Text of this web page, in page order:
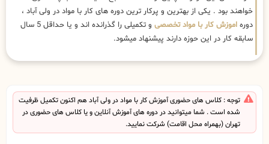
خواهند بود . یکی از بهترین و پرکار ترین دوره های کار با مواد در ولی آباد ،
دوره اموزش کار با مواد تخصصی
و تکمیلی را گذرانده اند و یا حداقل 5 سال
سابقه کار در این حوزه دارند پیشنهاد میشود.
توجه : کلاس های حضوری آموزش کار با مواد در ولی آباد هم اکنون تکمیل ظرفیت
شده است . شما میتوانید در دوره های آموزش آنلاین و یا کلاس های حضوری در
تهران (بهمراه محل اقامت) شرکت نمایید.